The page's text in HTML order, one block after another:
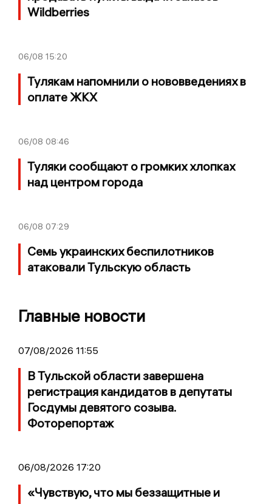
Wildberries
06/08 15:20
Тулякам напомнили о нововведениях в
оплате ЖКХ
06/08 08:46
Туляки сообщают о громких хлопках
над центром города
06/08 07:29
Семь украинских беспилотников
атаковали Тульскую область
Главные новости
07/08/2026 11:55
В Тульской области завершена
регистрация кандидатов в депутаты
Госдумы девятого созыва.
Фоторепортаж
06/08/2026 17:20
«Чувствую, что мы беззащитные и